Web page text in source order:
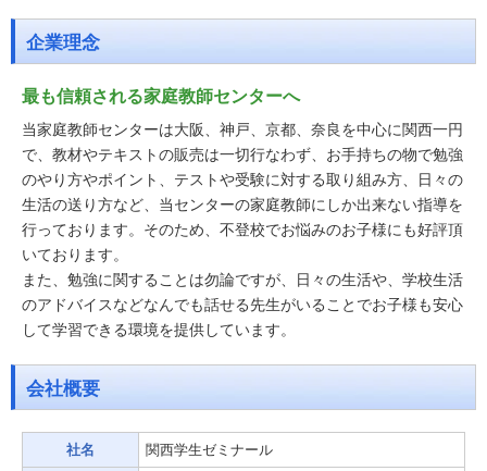
企業理念
最も信頼される家庭教師センターへ
当家庭教師センターは大阪、神戸、京都、奈良を中心に関西一円
で、教材やテキストの販売は一切行なわず、お手持ちの物で勉強
のやり方やポイント、テストや受験に対する取り組み方、日々の
生活の送り方など、当センターの家庭教師にしか出来ない指導を
行っております。そのため、不登校でお悩みのお子様にも好評頂
いております。
また、勉強に関することは勿論ですが、日々の生活や、学校生活
のアドバイスなどなんでも話せる先生がいることでお子様も安心
して学習できる環境を提供しています。
会社概要
社名 関西学生ゼミナール